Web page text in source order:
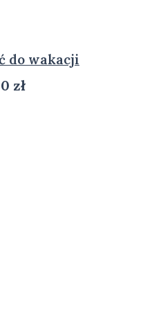
do wakacji
zł